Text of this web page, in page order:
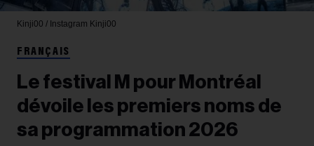
Kinji00 / Instagram Kinji00
FRANÇAIS
Le festival M pour Montréal
dévoile les premiers noms de
sa programmation 2026